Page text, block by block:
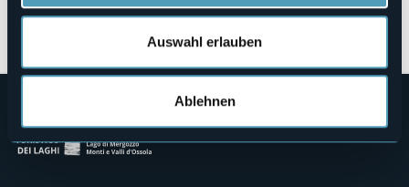
Auswahl erlauben
Ablehnen
Öffnen Sie die Karte